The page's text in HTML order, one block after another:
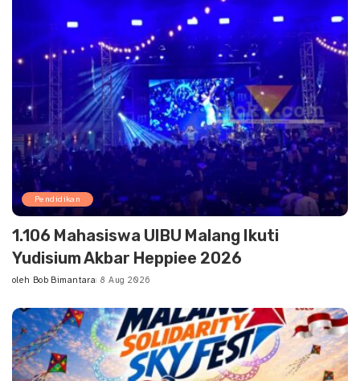
Pendidikan
1.106 Mahasiswa UIBU Malang Ikuti
Yudisium Akbar Heppiee 2026
Posted
oleh Bob Bimantara 8 Aug 2026